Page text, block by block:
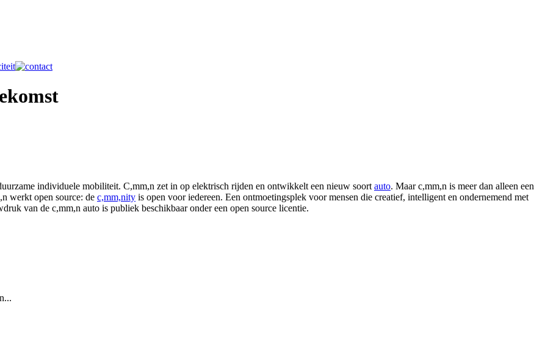
individuele mobiliteit. C,mm,n zet in op elektrisch rijden en ontwikkelt een nieuw soort auto. Maar c,mm,n is meer dan alleen een
werkt open source: de c,mm,nity is open voor iedereen. Een ontmoetingsplek voor mensen die creatief, intelligent en ondernemend met
van de c,mm,n auto is publiek beschikbaar onder een open source licentie.